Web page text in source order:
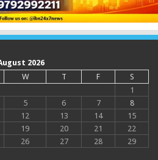
2026
W T F
S
1
5 6 7
8
12 13 14
15
19 20 21
22
26 27 28
29